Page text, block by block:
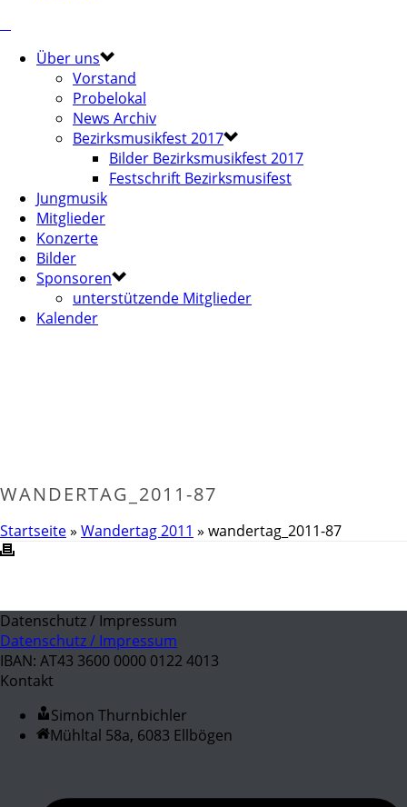
Über uns
Vorstand
Probelokal
News Archiv
Bezirksmusikfest 2017
Bilder Bezirksmusikfest 2017
Festschrift Bezirksmusifest
Jungmusik
Mitglieder
Konzerte
Bilder
Sponsoren
unterstützende Mitglieder
Kalender
WANDERTAG_2011-87
Startseite» Wandertag 2011 » wandertag_2011-87
Datenschutz / Impressum
Datenschutz / Impressum
IBAN: AT43 3600 0000 0122 4013
Kontakt
Simon Thurnbichler
Mühltal 58a, 6083 Ellbögen